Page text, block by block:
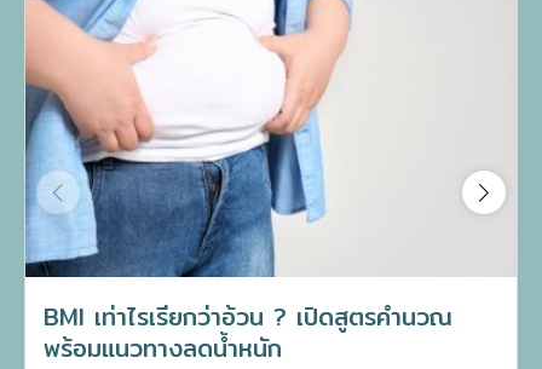
BMI เท่าไรเรียกว่าอ้วน ? เปิดสูตรคำนวณ
พร้อมแนวทางลดน้ำหนัก